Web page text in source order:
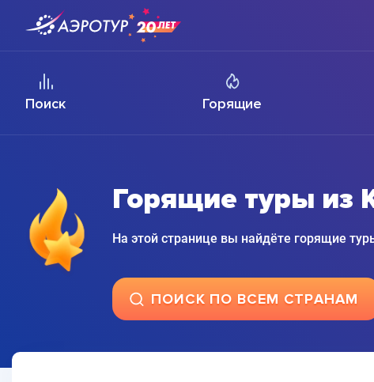
Поиск Горящие
Горящие туры из
На этой странице вы найдёте горящие
ПОИСК ПО ВСЕМ СТРАНАМ